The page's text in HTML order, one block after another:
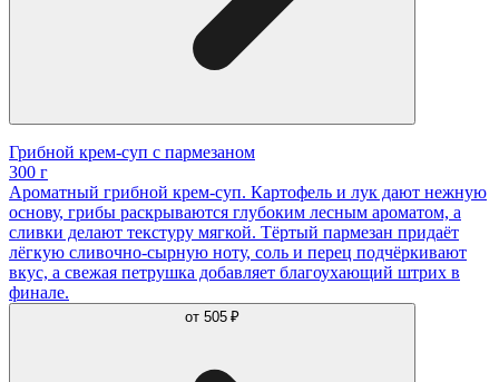
Грибной крем-суп с пармезаном
300 г
Ароматный грибной крем-суп. Картофель и лук дают нежную
основу, грибы раскрываются глубоким лесным ароматом, а
сливки делают текстуру мягкой. Тёртый пармезан придаёт
лёгкую сливочно-сырную ноту, соль и перец подчёркивают
вкус, а свежая петрушка добавляет благоухающий штрих в
финале.
от 505 ₽